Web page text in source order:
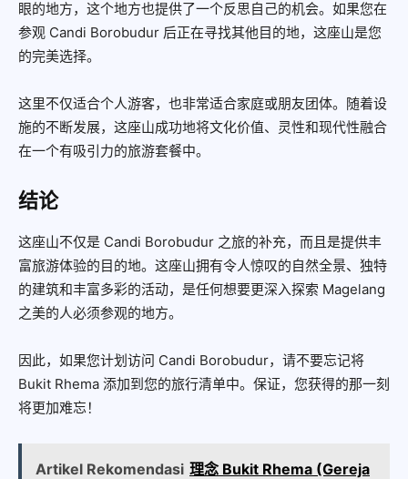
眼的地方，这个地方也提供了一个反思自己的机会。如果您在
参观 Candi Borobudur 后正在寻找其他目的地，这座山是您
的完美选择。
这里不仅适合个人游客，也非常适合家庭或朋友团体。随着设
施的不断发展，这座山成功地将文化价值、灵性和现代性融合
在一个有吸引力的旅游套餐中。
结论
这座山不仅是 Candi Borobudur 之旅的补充，而且是提供丰
富旅游体验的目的地。这座山拥有令人惊叹的自然全景、独特
的建筑和丰富多彩的活动，是任何想要更深入探索 Magelang
之美的人必须参观的地方。
因此，如果您计划访问 Candi Borobudur，请不要忘记将
Bukit Rhema 添加到您的旅行清单中。保证，您获得的那一刻
将更加难忘！
Artikel Rekomendasi 理念 Bukit Rhema (Gereja